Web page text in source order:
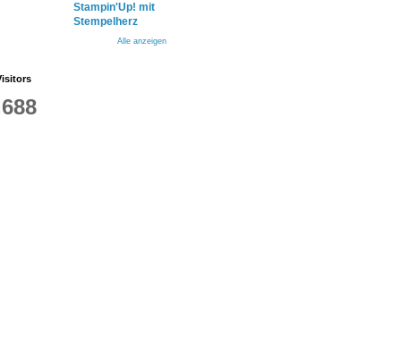
Stampin'Up! mit
Stempelherz
Alle anzeigen